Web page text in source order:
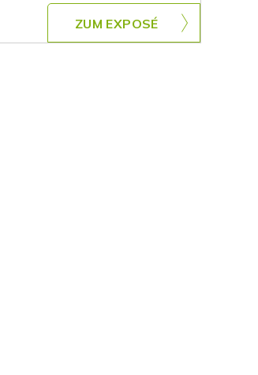
ZUM EXPOSÉ